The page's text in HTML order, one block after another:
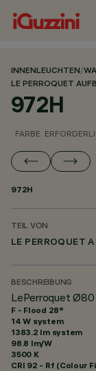
INNENLEUCHTEN/
LE PERROQUET
972H
FARBE
972H
TEIL VON
LE PERROQUET
BESCHREIBUNG
LePerroquet
F - Flood 28°
14 W system
1383.2 lm system
98.8 lm/W
3500 K
CRI 92 - Rf (Colour